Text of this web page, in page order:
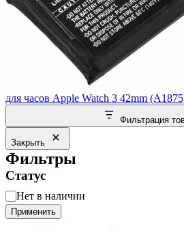
для часов Apple Watch 3 42mm
Фильтрация
Закрыть
Фильтры
Статус
Статус
Нет в наличии
Применить